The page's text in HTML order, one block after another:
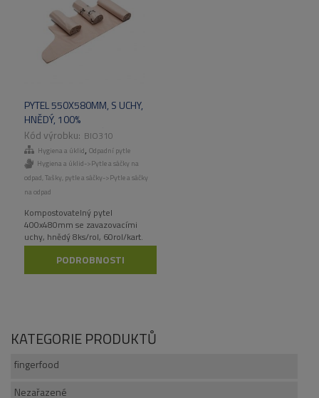
PYTEL 550X580MM, S UCHY,
HNĚDÝ, 100%
BIODEGRADABILNÍ, 8KS/ROL,
50ROL/KART
BIO310
Hygiena a úklid, Odpadní pytle
Hygiena a úklid->Pytle a sáčky na
odpad Tašky, pytle a sáčky->Pytle a sáčky
na odpad
Kompostovatelný pytel
400x480mm se zavazovacími
uchy, hnědý 8ks/rol, 60rol/kart.
Vyrobený z obnovitelných zdrojů.
PODROBNOSTI
KATEGORIE PRODUKTŮ
fingerfood
Nezařazené